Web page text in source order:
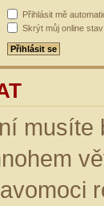
Přihlásit mě
Skrýt můj online
musíte